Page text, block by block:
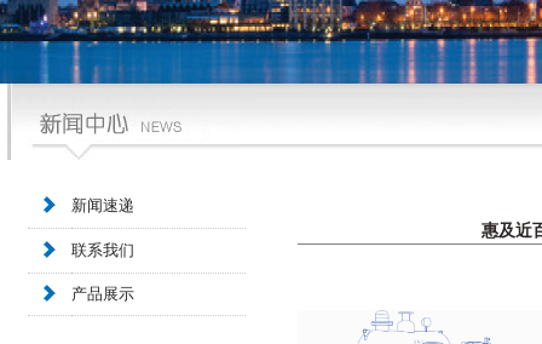
新闻速递
联系我们
产品展示
惠及近